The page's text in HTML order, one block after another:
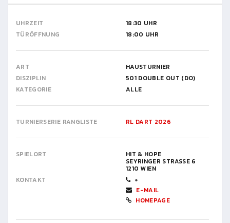
UHRZEIT
18:30 UHR
TÜRÖFFNUNG
18:00 UHR
ART
HAUSTURNIER
DISZIPLIN
501 DOUBLE OUT (DO)
KATEGORIE
ALLE
TURNIERSERIE RANGLISTE RL DART 2026
SPIELORT HIT & HOPE
SEYRINGER STRASSE 6
1210 WIEN
KONTAKT
+
E-MAIL
HOMEPAGE